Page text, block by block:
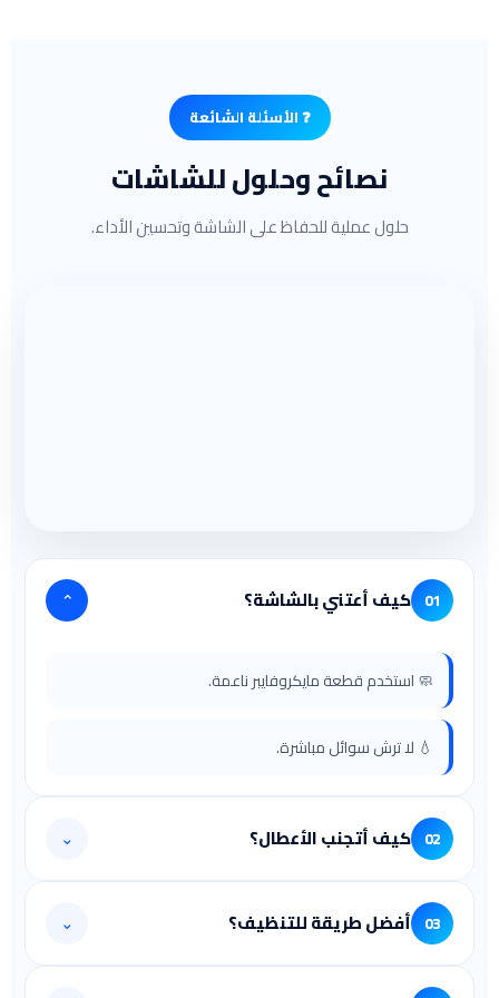
❓ الأسئلة الشائعة
نصائح وحلول للشاشات
حلول عملية للحفاظ على الشاشة وتحسين الأداء.
01 كيف أعتني بالشاشة؟ ⌄
🧼 استخدم قطعة مايكروفايبر ناعمة.
💧 لا ترش سوائل مباشرة.
02 كيف أتجنب الأعطال؟ ⌄
🌡️ تهوية جيدة للجهاز.
🔌 تأكد من الكابلات.
03 أفضل طريقة للتنظيف؟ ⌄